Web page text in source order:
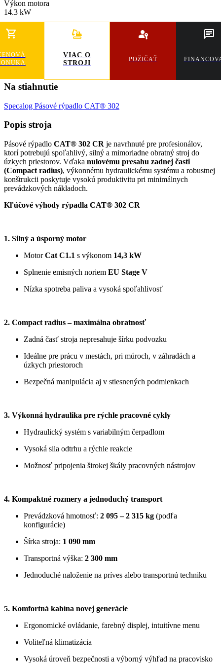
Výkon motora
14.3 kW
VIAC O
STROJI
POŽIČAŤ
Na stiahnutie
Specalog Pásové rýpadlo CAT® 302
Popis stroja
Pásové rýpadlo CAT® 302 CR je navrhnuté pre profesionálov,
ktorí potrebujú spoľahlivý, silný a mimoriadne obratný stroj do
úzkych priestorov. Vďaka nulovému presahu zadnej časti
(Compact radius), výkonnému hydraulickému systému a robustnej
konštrukcii poskytuje vysokú produktivitu pri minimálnych
prevádzkových nákladoch.
Kľúčové výhody rýpadla CAT® 302 CR
1. Silný a úsporný motor
Motor Cat C1.1 s výkonom 14,3 kW
Splnenie emisných noriem EU Stage V
Nízka spotreba paliva a vysoká spoľahlivosť
2. Compact radius – maximálna obratnosť
Zadná časť stroja nepresahuje šírku podvozku
Ideálne pre prácu v mestách, pri múroch, v záhradách a
úzkych priestoroch
Bezpečná manipulácia aj v stiesnených podmienkach
3. Výkonná hydraulika pre rýchle pracovné cykly
Hydraulický systém s variabilným čerpadlom
Vysoká sila odtrhu a rýchle reakcie
Možnosť pripojenia širokej škály pracovných nástrojov
4. Kompaktné rozmery a jednoduchý transport
Prevádzková hmotnosť: 2 095 – 2 315 kg (podľa
konfigurácie)
Šírka stroja: 1 090 mm
Transportná výška: 2 300 mm
Jednoduché naloženie na príves alebo transportnú techniku
5. Komfortná kabína novej generácie
Ergonomické ovládanie, farebný displej, intuitívne menu
Voliteľná klimatizácia
Vysoká úroveň bezpečnosti a výborný výhľad na pracovisko